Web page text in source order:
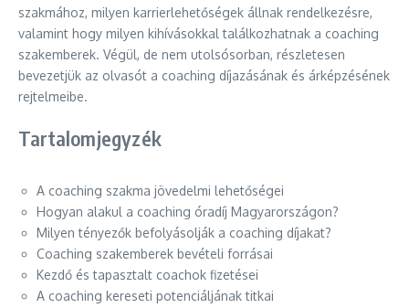
szakmához, milyen karrierlehetőségek állnak rendelkezésre,
valamint hogy milyen kihívásokkal találkozhatnak a coaching
szakemberek. Végül, de nem utolsósorban, részletesen
bevezetjük az olvasót a coaching díjazásának és árképzésének
rejtelmeibe.
Tartalomjegyzék
A coaching szakma jövedelmi lehetőségei
Hogyan alakul a coaching óradíj Magyarországon?
Milyen tényezők befolyásolják a coaching díjakat?
Coaching szakemberek bevételi forrásai
Kezdő és tapasztalt coachok fizetései
A coaching kereseti potenciáljának titkai